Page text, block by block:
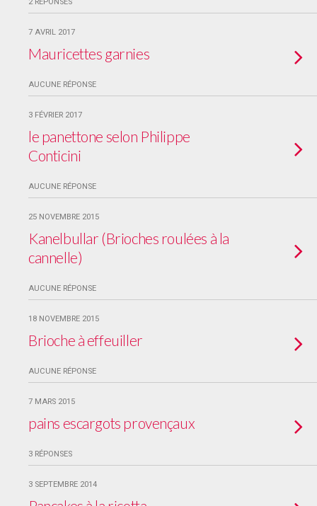
7 AVRIL 2017
Mauricettes garnies
AUCUNE RÉPONSE
3 FÉVRIER 2017
le panettone selon Philippe
Conticini
AUCUNE RÉPONSE
25 NOVEMBRE 2015
Kanelbullar (Brioches roulées à la
cannelle)
AUCUNE RÉPONSE
18 NOVEMBRE 2015
Brioche à effeuiller
AUCUNE RÉPONSE
7 MARS 2015
pains escargots provençaux
3 RÉPONSES
3 SEPTEMBRE 2014